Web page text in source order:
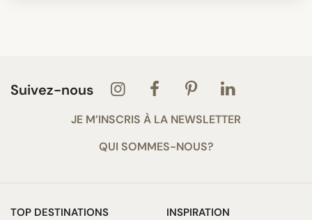
Suivez-nous
JE M’INSCRIS À LA NEWSLETTER
QUI SOMMES-NOUS?
TOP DESTINATIONS
INSPIRATION